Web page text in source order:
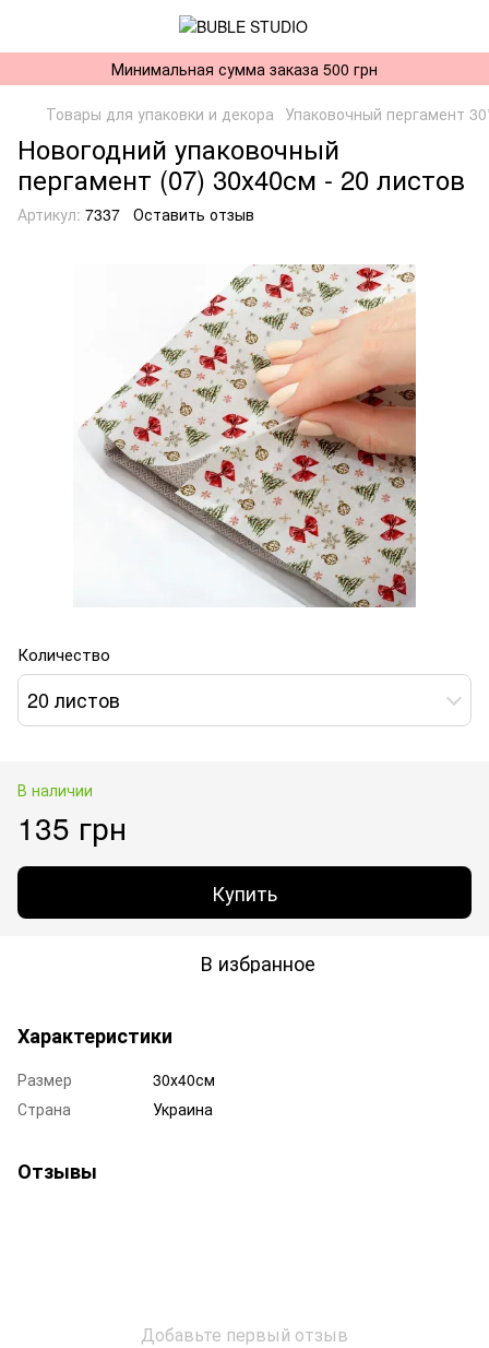
Минимальная сумма заказа 500 грн
Товары для упаковки и декора Упаковочный пергамент
Новогодний упаковочный
пергамент (07) 30х40см - 20 листов
Артикул: 7337 Оставить отзыв
Количество
20 листов
В наличии
135 грн
Купить
В избранное
Характеристики
Размер
30х40см
Страна
Украина
Отзывы
Добавьте первый отзыв